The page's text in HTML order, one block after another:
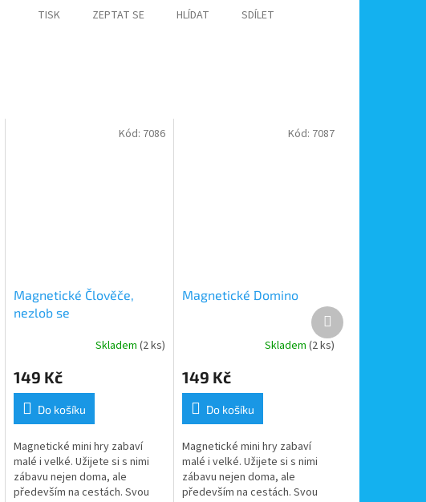
TISK ZEPTAT SE HLÍDAT SDÍLET
Magnetické Člověče,
nezlob se
Skladem(2 ks)
149 Kč
Do košíku
Magnetické mini hry zabaví
malé i velké. Užijete si s nimi
zábavu nejen doma, ale
především na cestách. Svou
Kód: 7086
Magnetické Domino
Skladem (2 ks)
149 Kč
Do košíku
Magnetické mini hry zabaví
malé i velké. Užijete si s nimi
zábavu nejen doma, ale
především na cestách. Svou
Kód: 7087
Další
produkt